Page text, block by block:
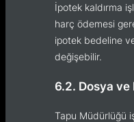
İpotek kaldırma
harç ödemesi
ipotek bedeline
değişebilir.
6.2. Dosya
Tapu Müdürlüğü